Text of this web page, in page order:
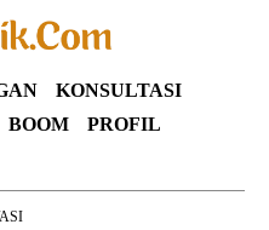
KONSULTASI
BOOM
PROFIL